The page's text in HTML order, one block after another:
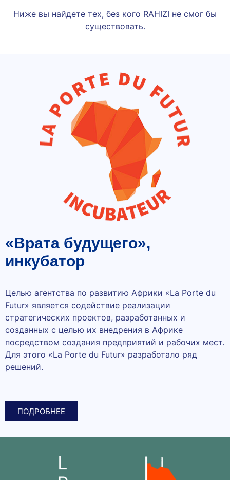
Ниже вы найдете тех, без кого RAHIZI не смог бы
существовать.
«Врата будущего»,
инкубатор
Целью агентства по развитию Африки «La Porte du
Futur» является содействие реализации
стратегических проектов, разработанных и
созданных с целью их внедрения в Африке
посредством создания предприятий и рабочих мест.
Для этого «La Porte du Futur» разработало ряд
решений.
ПОДРОБНЕЕ